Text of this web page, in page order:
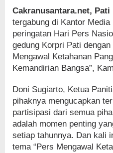
Cakranusantara.net, Pati
tergabung di Kantor
peringatan Hari Pers
gedung Korpri Pati
Mengawal Ketahanan
Kemandirian Bangsa”,
Doni Sugiarto, Ketua
pihaknya mengucapkan
partisipasi dari semua
adalah momen penting
setiap tahunnya. Dan kali
tema “Pers Mengawal